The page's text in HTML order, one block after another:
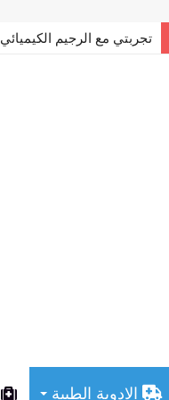
تجربتي مع الرجيم الكيميائي
الادوية الطبية